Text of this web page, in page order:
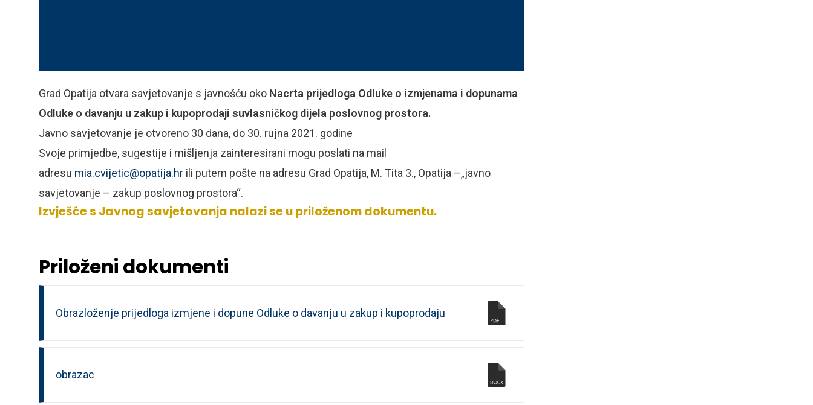
Grad Opatija otvara savjetovanje s javnošću oko Nacrta prijedloga Odluke o izmjenama i dopunama
Odluke o davanju u zakup i kupoprodaji suvlasničkog dijela poslovnog prostora.
Javno savjetovanje je otvoreno 30 dana, do 30. rujna 2021. godine
Svoje primjedbe, sugestije i mišljenja zainteresirani mogu poslati na mail
adresu mia.cvijetic@opatija.hr ili putem pošte na adresu Grad Opatija, M. Tita 3., Opatija –„javno
savjetovanje – zakup poslovnog prostora“.
Izvješće s Javnog savjetovanja nalazi se u priloženom dokumentu.
Priloženi dokumenti
Obrazloženje prijedloga izmjene i dopune Odluke o davanju u zakup i kupoprodaju
obrazac